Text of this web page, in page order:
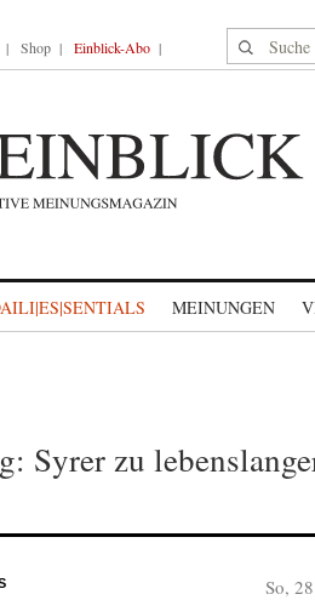
Shop Einblick-Abo Suche nach:
MEINUNGEN
Syrer zu
So,